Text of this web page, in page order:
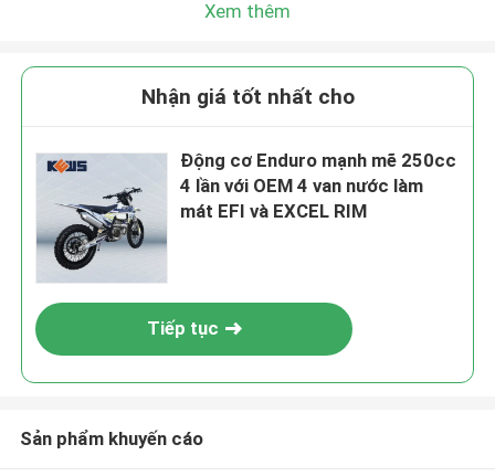
Xem thêm
Nhận giá tốt nhất cho
Động cơ Enduro mạnh mẽ 250cc
4 lần với OEM 4 van nước làm
mát EFI và EXCEL RIM
Tiếp tục
Sản phẩm khuyến cáo